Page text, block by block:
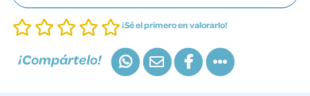
¡Sé el primero en valorarlo!
¡Compártelo!